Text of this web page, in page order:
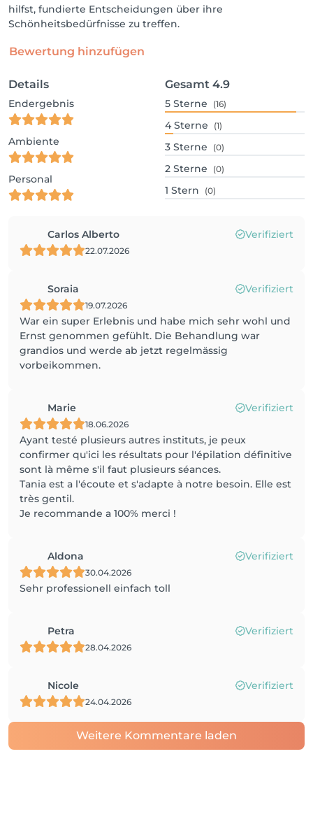
hilfst, fundierte Entscheidungen über ihre
Schönheitsbedürfnisse zu treffen.
Bewertung hinzufügen
Details
Endergebnis
Ambiente
Personal
Gesamt 4.9
5 Sterne (16)
4 Sterne (1)
3 Sterne (0)
2 Sterne (0)
1 Stern (0)
Carlos Alberto Verifiziert
22.07.2026
Soraia Verifiziert
19.07.2026
War ein super Erlebnis und habe mich sehr wohl und
Ernst genommen gefühlt. Die Behandlung war
grandios und werde ab jetzt regelmässig
vorbeikommen.
Marie Verifiziert
18.06.2026
Ayant testé plusieurs autres instituts, je peux
confirmer qu'ici les résultats pour l'épilation définitive
sont là même s'il faut plusieurs séances.
Tania est a l'écoute et s'adapte à notre besoin. Elle est
très gentil.
Je recommande a 100% merci !
Aldona Verifiziert
30.04.2026
Sehr professionell einfach toll
Petra Verifiziert
28.04.2026
Nicole Verifiziert
24.04.2026
Weitere Kommentare laden